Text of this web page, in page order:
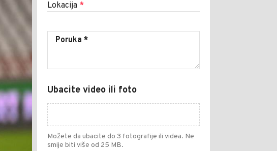
Lokacija *
Ubacite video ili foto
Možete da ubacite do 3 fotografije ili videa. Ne
smije biti više od 25 MB.